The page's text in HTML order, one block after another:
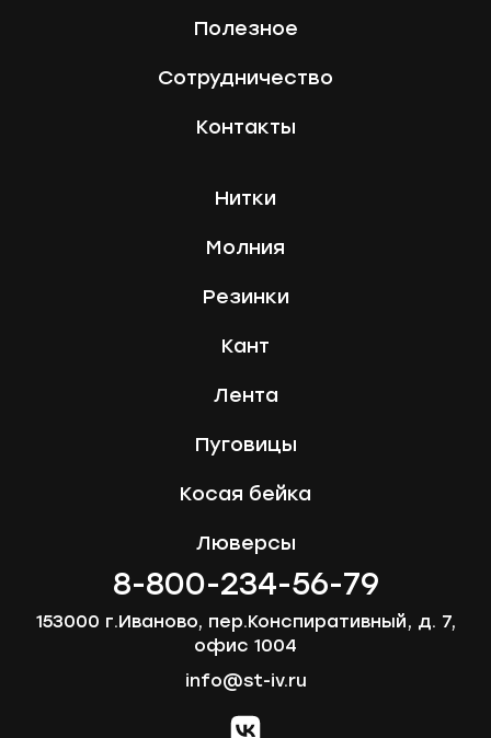
Полезное
Сотрудничество
Контакты
Нитки
Молния
Резинки
Кант
Лента
Пуговицы
Косая бейка
Люверсы
8-800-234-56-79
153000 г.Иваново, пер.Конспиративный, д. 7,
офис 1004
info@st-iv.ru
vk.com